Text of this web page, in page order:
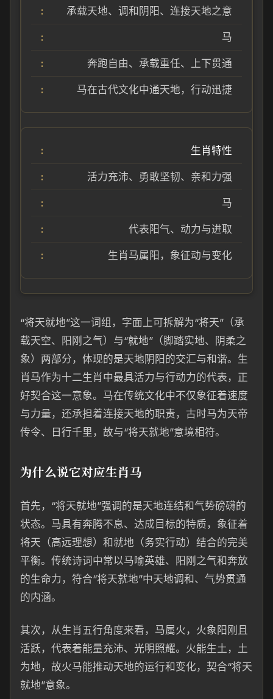
承载天地、调和阴阳、连接天地之意
马
奔跑自由、承载重任、上下贯通
马在古代文化中通天地，行动迅捷
生肖特性
活力充沛、勇敢坚韧、亲和力强
马
代表阳气、动力与进取
生肖马属阳，象征动与变化
“将天就地”这一词组，字面上可拆解为“将天”（承
载天空、阳刚之气）与“就地”（脚踏实地、阴柔之
象）两部分，体现的是天地阴阳的交汇与和谐。生
肖马作为十二生肖中最具活力与行动力的代表，正
好契合这一意象。马在传统文化中不仅象征着速度
与力量，还承担着连接天地的职责，古时马为天帝
传令、日行千里，故与“将天就地”意境相符。
为什么说它对应生肖马
首先，“将天就地”强调的是天地连结和气势磅礴的
状态。马具有奔腾不息、达成目标的特质，象征着
将天（高远理想）和就地（务实行动）结合的完美
平衡。传统诗词中常以马喻英雄、阳刚之气和奔放
的生命力，符合“将天就地”中天地调和、气势贯通
的内涵。
其次，从生肖五行角度来看，马属火，火象阳刚且
活跃，代表着能量充沛、光明照耀。火能生土，土
为地，故火马能推动天地的运行和变化，契合“将天
就地”意象。